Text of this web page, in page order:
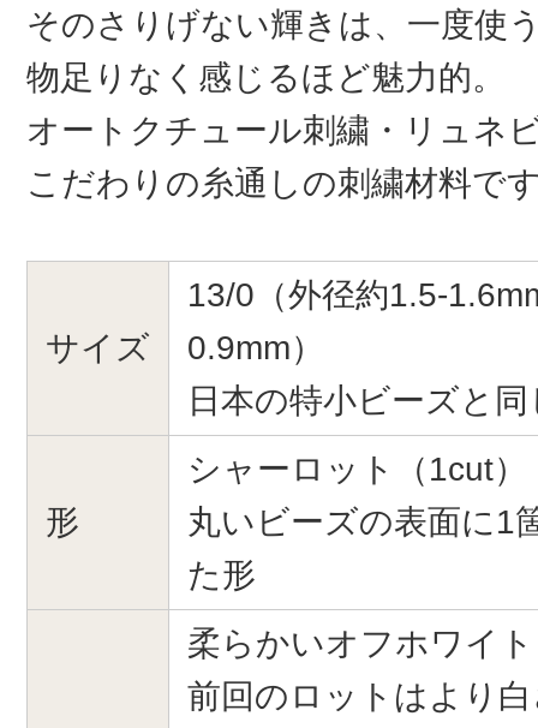
そのさりげない輝きは、一度使
物足りなく感じるほど魅力的。
オートクチュール刺繍・リュネ
こだわりの糸通しの刺繍材料で
サイズ
13/0（外径約1.5-
0.9mm）
日本の特小ビーズと
形
シャーロット（1cut）
丸いビーズの表面に1
た形
柔らかいオフホワイト
前回のロットはより